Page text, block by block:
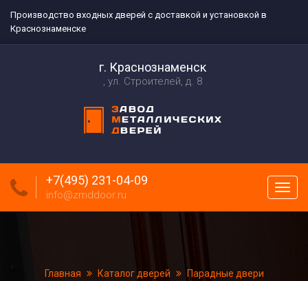
Производство входных дверей с доставкой и установкой в
Краснознаменске
г. Краснознаменск
ул. Строителей, д. 8
меню
+7(495) 231-04-09
info@zmddoor.ru
Главная Каталог дверей
Парадные двери